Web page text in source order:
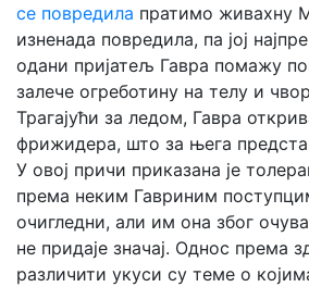
се повредила пратимо живахну
изненада повредила, па јој
одани пријатељ Гавра помажу
залече огреботину на телу и
Трагајући за ледом, Гавра
фрижидера, што за њега
У овој причи приказана је
према неким Гавриним
очигледни, али им она због
не придаје значај. Однос према
различити укуси су теме о